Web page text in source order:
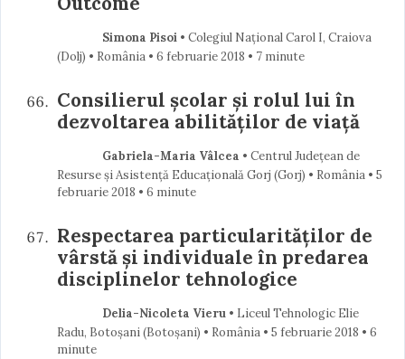
Simona Pisoi• Colegiul Național Carol I, Craiova
(Dolj) • România
6 februarie 2018 • 7 minute
Consilierul școlar și rolul lui în
dezvoltarea abilităților de viață
Gabriela-Maria Vâlcea • Centrul Județean de
Resurse și Asistență Educațională Gorj (Gorj) • România
5
februarie 2018 • 6 minute
Respectarea particularităţilor de
vârstă şi individuale în predarea
disciplinelor tehnologice
Delia-Nicoleta Vieru• Liceul Tehnologic Elie
Radu, Botoșani (Botoşani) • România
5 februarie 2018 • 6
minute